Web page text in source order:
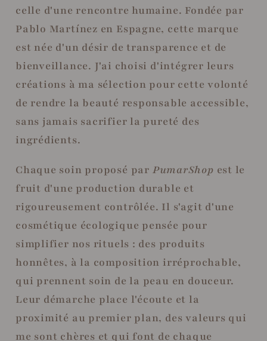
celle d'une rencontre humaine. Fondée par
Pablo Martínez en Espagne, cette marque
est née d'un désir de transparence et de
bienveillance. J'ai choisi d'intégrer leurs
créations à ma sélection pour cette volonté
de rendre la beauté responsable accessible,
sans jamais sacrifier la pureté des
ingrédients.
Chaque soin proposé par PumarShop est le
fruit d'une production durable et
rigoureusement contrôlée. Il s'agit d'une
cosmétique écologique pensée pour
simplifier nos rituels : des produits
honnêtes, à la composition irréprochable,
qui prennent soin de la peau en douceur.
Leur démarche place l'écoute et la
proximité au premier plan, des valeurs qui
me sont chères et qui font de chaque